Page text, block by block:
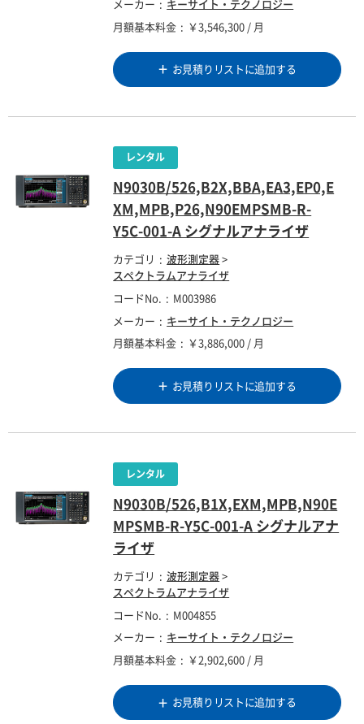
メーカー キーサイト・テクノロジー
月額基本料金 ￥3,546,300 / 月
お見積りリストに追加する
N9030B/526,B2X,BBA,EA3,EP0,E
XM,MPB,P26,N90EMPSMB-R-
Y5C-001-A シグナルアナライザ
カテゴリ 波形測定器 >
スペクトラムアナライザ
コードNo. M003986
メーカー キーサイト・テクノロジー
月額基本料金 ￥3,886,000 / 月
お見積りリストに追加する
N9030B/526,B1X,EXM,MPB,N90E
MPSMB-R-Y5C-001-A シグナルアナ
ライザ
カテゴリ 波形測定器 >
スペクトラムアナライザ
コードNo. M004855
メーカー キーサイト・テクノロジー
月額基本料金 ￥2,902,600 / 月
お見積りリストに追加する